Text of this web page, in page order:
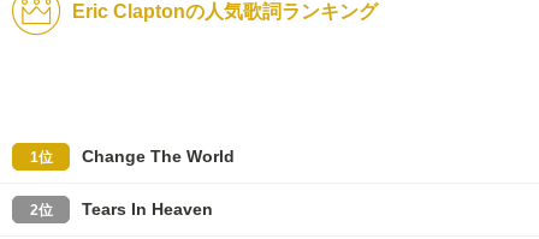
Eric Claptonの人気歌詞ランキング
1位 Change The World
2位 Tears In Heaven